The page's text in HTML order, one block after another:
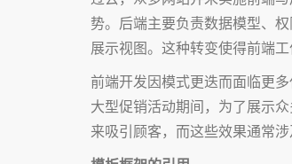
势。后端主要负责数据模型、
展示视图。这种转变使得前端
前端开发因模式更迭而面临更
大型促销活动期间，为了展示
来吸引顾客，而这些效果通常涉